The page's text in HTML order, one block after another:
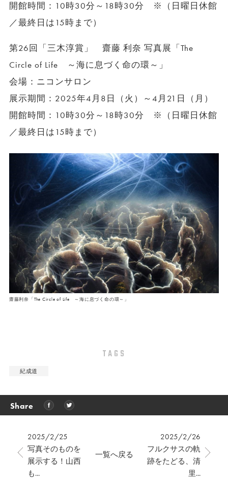
開館時間：10時30分～18時30分 ※（日曜日休館
／最終日は15時まで）
第26回「三木淳賞」 齋藤 利奈 写真展「The
Circle of Life ～海に息づく命の環～」
会場：ニコンサロン
展示期間：2025年4月8日（火）～4月21日（月）
開館時間：10時30分～18時30分 ※（日曜日休館
／最終日は15時まで）
齋藤利奈「The Circle of Life ～海に息づく命の環～」
TAGS
紀成道
Share
2025/2/25
写真そのものを
展示する！山西
も...
2025/2/26
フルクサスの軌
跡をたどる、清
里...
一覧へ戻る